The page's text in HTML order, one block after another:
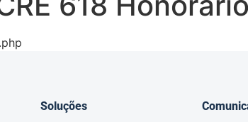
Soluções